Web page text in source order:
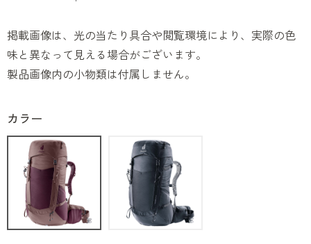
カラー
掲載画像は、光の当たり具合や閲覧環境により、実際の色
味と異なって見える場合がございます。
製品画像内の小物類は付属しません。